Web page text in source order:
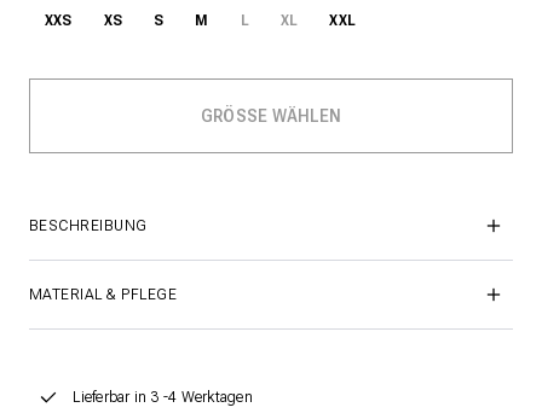
XXS XS S M L XL XXL
BESCHREIBUNG
MATERIAL & PFLEGE
Lieferbar in 3 -4 Werktagen